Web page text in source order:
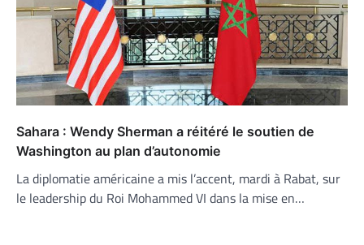
Sahara : Wendy Sherman a réitéré le soutien de
Washington au plan d’autonomie
La diplomatie américaine a mis l’accent, mardi à Rabat, sur
le leadership du Roi Mohammed VI dans la mise en…